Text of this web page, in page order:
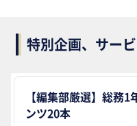
特別企画、サー
【編集部厳選】総務
ンツ20本